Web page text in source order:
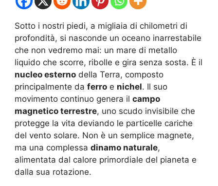
Sotto i nostri piedi, a migliaia di chilometri di
profondità, si nasconde un oceano inarrestabile
che non vedremo mai: un mare di metallo
liquido che scorre, ribolle e gira senza sosta. È il
nucleo esterno della Terra, composto
principalmente da ferro e nichel. Il suo
movimento continuo genera il campo
magnetico terrestre, uno scudo invisibile che
protegge la vita deviando le particelle cariche
del vento solare. Non è un semplice magnete,
ma una complessa dinamo naturale,
alimentata dal calore primordiale del pianeta e
dalla sua rotazione.